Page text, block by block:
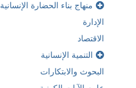
منهاج بناء الحضارة الإنسانية
الإدارة
الاقتصاد
التنمية الإنسانية
البحوث والابتكارات